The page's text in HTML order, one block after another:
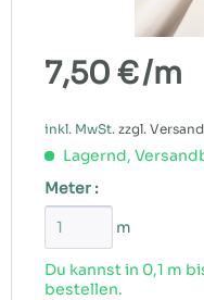
7,50 €/m
inkl. MwSt. zzgl.
Lagernd,
Meter :
m
Du kannst in 0,1 m
bestellen.